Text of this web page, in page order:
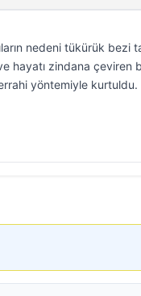
nedeni tükürük bezi
hayatı zindana çeviren
yöntemiyle kurtuldu.